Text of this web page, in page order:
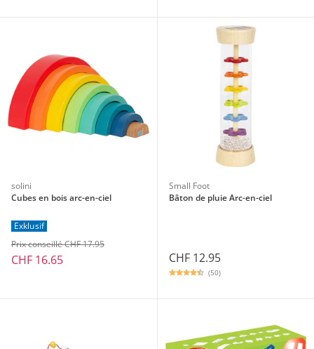
solini
Cubes en bois arc-en-ciel
Exklusif
CHF 16.65
Prix conseillé CHF 17.95
Small Foot
Bâton de pluie Arc-en-ciel
CHF 12.95
(50)